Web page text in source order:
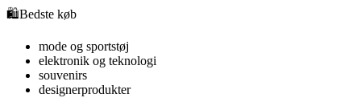
🛍️Bedste køb
mode og sportstøj
elektronik og teknologi
souvenirs
designerprodukter